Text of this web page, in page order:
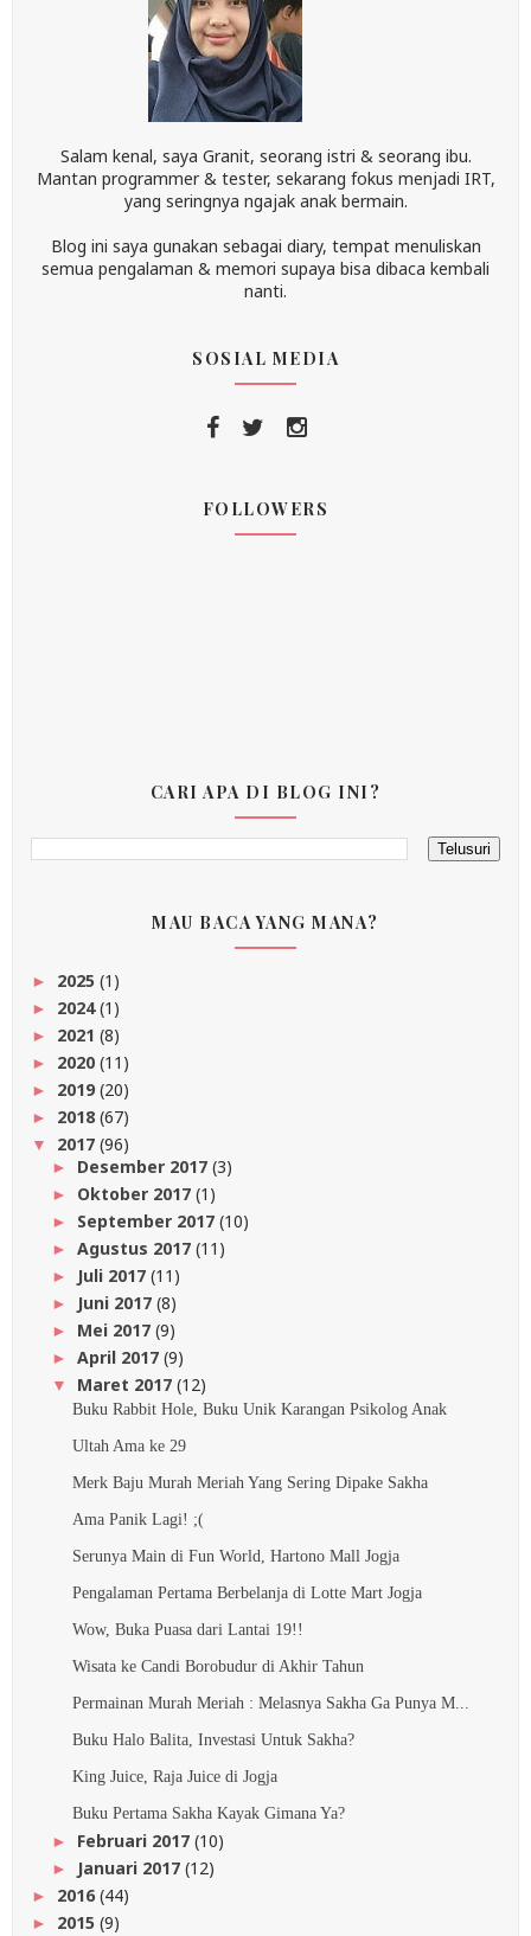
Salam kenal, saya Granit, seorang istri & seorang ibu.
Mantan programmer & tester, sekarang fokus menjadi IRT,
yang seringnya ngajak anak bermain.
Blog ini saya gunakan sebagai diary, tempat menuliskan
semua pengalaman & memori supaya bisa dibaca kembali
nanti.
SOSIAL MEDIA
FOLLOWERS
CARI APA DI BLOG INI?
MAU BACA YANG MANA?
► 2025 (1)
► 2024(1)
► 2021 (8)
► 2020 (11)
► 2019(20)
► 2018 (67)
▼ 2017 (96)
► Desember 2017 (3)
► Oktober 2017 (1)
► September 2017 (10)
► Agustus 2017 (11)
► Juli 2017 (11)
► Juni 2017 (8)
► Mei 2017 (9)
► April 2017 (9)
▼ Maret 2017 (12)
Buku Rabbit Hole, Buku Unik Karangan Psikolog Anak
Ultah Ama ke 29
Merk Baju Murah Meriah Yang Sering Dipake Sakha
Ama Panik Lagi! ;(
Serunya Main di Fun World, Hartono Mall Jogja
Pengalaman Pertama Berbelanja di Lotte Mart Jogja
Wow, Buka Puasa dari Lantai 19!!
Wisata ke Candi Borobudur di Akhir Tahun
Permainan Murah Meriah : Melasnya Sakha Ga Punya M...
Buku Halo Balita, Investasi Untuk Sakha?
King Juice, Raja Juice di Jogja
Buku Pertama Sakha Kayak Gimana Ya?
► Februari 2017 (10)
► Januari 2017 (12)
► 2016(44)
► 2015 (9)